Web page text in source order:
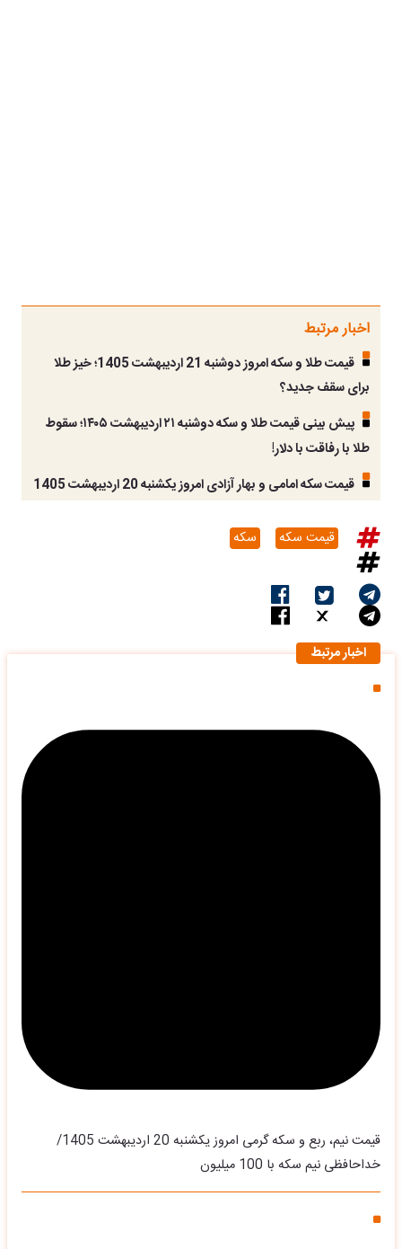
اخبار مرتبط
قیمت طلا و سکه امروز دوشنبه 21 اردیبهشت 1405؛ خیز طلا
برای سقف جدید؟
پیش بینی قیمت طلا و سکه دوشنبه ۲۱ اردیبهشت ۱۴۰۵؛ سقوط
طلا با رفاقت با دلار!
قیمت سکه امامی و بهار آزادی امروز یکشنبه 20 اردیبهشت 1405
قیمت سکه سکه
اخبار مرتبط
قیمت نیم، ربع و سکه گرمی امروز یکشنبه 20 اردیبهشت 1405/
خداحافظی نیم سکه با 100 میلیون